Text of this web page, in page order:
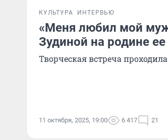
КУЛЬТУРА ИНТЕРВЬЮ
«Меня любил мой
Зудиной на родине ее
Творческая встреча
11 октября, 2025, 19:00 6 417 21